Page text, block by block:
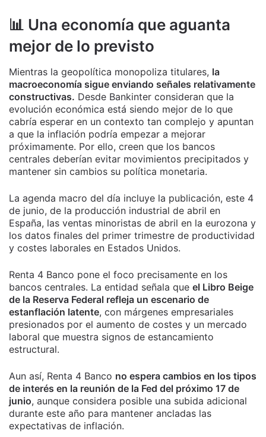
📊 Una economía que aguanta
mejor de lo previsto
Mientras la geopolítica monopoliza titulares, la
macroeconomía sigue enviando señales relativamente
constructivas. Desde Bankinter consideran que la
evolución económica está siendo mejor de lo que
cabría esperar en un contexto tan complejo y apuntan
a que la inflación podría empezar a mejorar
próximamente. Por ello, creen que los bancos
centrales deberían evitar movimientos precipitados y
mantener sin cambios su política monetaria.
La agenda macro del día incluye la publicación, este 4
de junio, de la producción industrial de abril en
España, las ventas minoristas de abril en la eurozona y
los datos finales del primer trimestre de productividad
y costes laborales en Estados Unidos.
Renta 4 Banco pone el foco precisamente en los
bancos centrales. La entidad señala que el Libro Beige
de la Reserva Federal refleja un escenario de
estanflación latente, con márgenes empresariales
presionados por el aumento de costes y un mercado
laboral que muestra signos de estancamiento
estructural.
Aun así, Renta 4 Banco no espera cambios en los tipos
de interés en la reunión de la Fed del próximo 17 de
junio, aunque considera posible una subida adicional
durante este año para mantener ancladas las
expectativas de inflación.